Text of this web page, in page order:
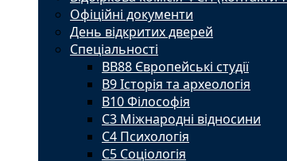
Офіційні документи
День відкритих дверей
Спеціальності
BВ88 Європейські студії
B9 Історія та археологія
B10 Філософія
C3 Міжнародні відносини
C4 Психологія
С5 Соціологія